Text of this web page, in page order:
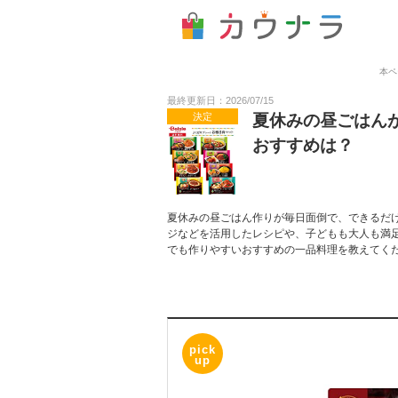
本
最終更新日：2026/07/15
決定
夏休みの昼ごはん
おすすめは？
夏休みの昼ごはん作りが毎日面倒で、できる
ジなどを活用したレシピや、子どもも大人も
でも作りやすいおすすめの一品料理を教えてく
pick
up